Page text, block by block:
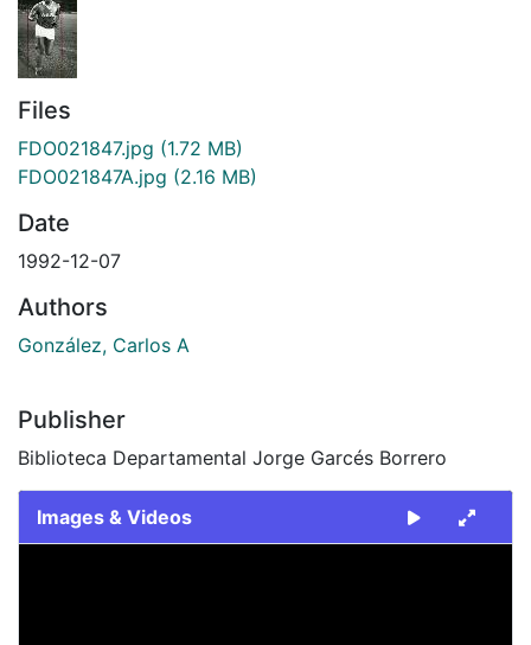
Files
FDO021847.jpg (1.72 MB)
FDO021847A.jpg (2.16 MB)
Date
1992-12-07
Authors
González, Carlos A
Publisher
Biblioteca Departamental Jorge Garcés Borrero
Images & Videos